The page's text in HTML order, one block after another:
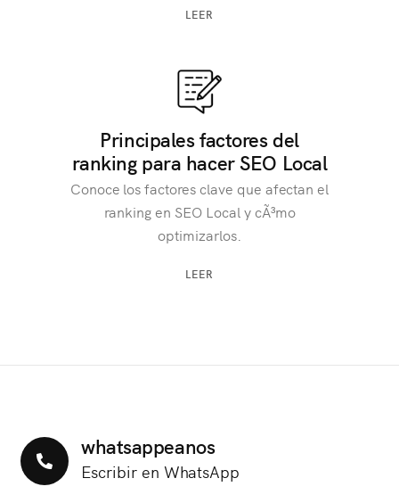
LEER
Principales factores del
ranking para hacer SEO Local
Conoce los factores clave que afectan el
ranking en SEO Local y cÃ³mo
optimizarlos.
LEER
whatsappeanos
Escribir en WhatsApp